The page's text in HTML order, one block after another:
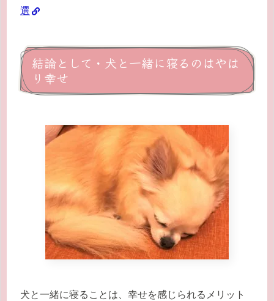
選
結論として・犬と一緒に寝るのはやは
り幸せ
犬と一緒に寝ることは、幸せを感じられるメリット